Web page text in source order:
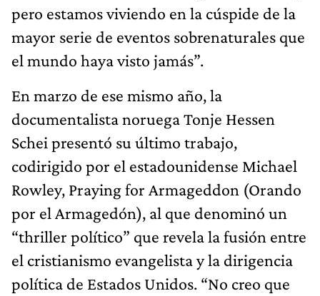
pero estamos viviendo en la cúspide de la
mayor serie de eventos sobrenaturales que
el mundo haya visto jamás”.
En marzo de ese mismo año, la
documentalista noruega Tonje Hessen
Schei presentó su último trabajo,
codirigido por el estadounidense Michael
Rowley, Praying for Armageddon (Orando
por el Armagedón), al que denominó un
“thriller político” que revela la fusión entre
el cristianismo evangelista y la dirigencia
política de Estados Unidos. “No creo que